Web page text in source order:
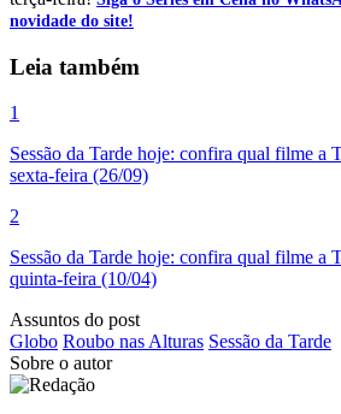
novidade do site!
Leia também
1
Sessão da Tarde hoje: confira qual filme a
sexta-feira (26/09)
2
Sessão da Tarde hoje: confira qual filme a
quinta-feira (10/04)
Assuntos do post
Globo Roubo nas Alturas Sessão da Tarde
Sobre o autor